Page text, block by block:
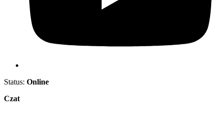
Status: Online
Czat